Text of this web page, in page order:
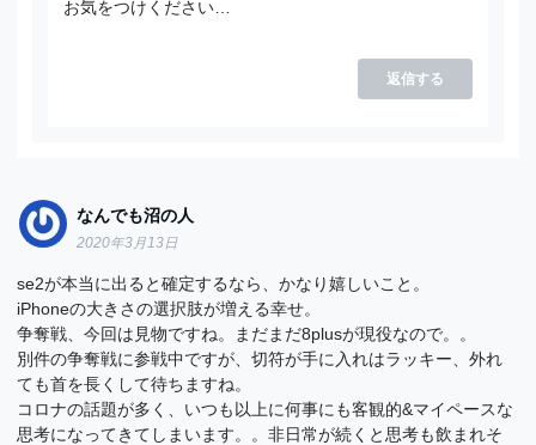
お気をつけください…
返信する
なんでも沼の人
2020年3月13日
se2が本当に出ると確定するなら、かなり嬉しいこと。
iPhoneの大きさの選択肢が増える幸せ。
争奪戦、今回は見物ですね。まだまだ8plusが現役なので。。
別件の争奪戦に参戦中ですが、切符が手に入れはラッキー、外れ
ても首を長くして待ちますね。
コロナの話題が多く、いつも以上に何事にも客観的&マイペースな
思考になってきてしまいます。。非日常が続くと思考も飲まれそ